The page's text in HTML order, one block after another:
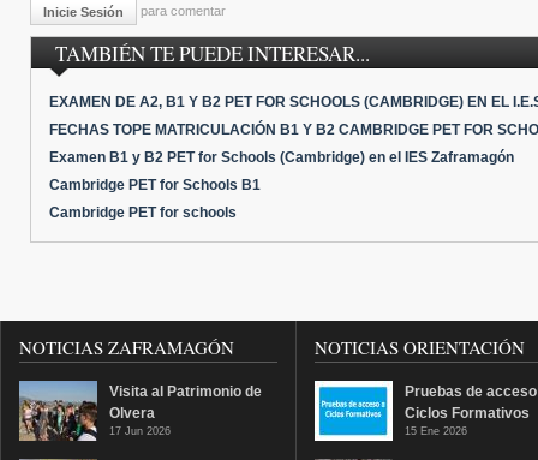
Inicie Sesión para comentar
TAMBIÉN TE PUEDE INTERESAR...
EXAMEN DE A2, B1 Y B2 PET FOR SCHOOLS (CAMBRIDGE) EN EL
FECHAS TOPE MATRICULACIÓN B1 Y B2 CAMBRIDGE PET FOR
Examen B1 y B2 PET for Schools (Cambridge) en el IES Zaframagón
Cambridge PET for Schools B1
Cambridge PET for schools
NOTICIAS ZAFRAMAGÓN
Visita al Patrimonio de
Olvera
17 Jun 2026
NOTICIAS ORIENTACIÓN
Pruebas de
Ciclos Formativos
15 Ene 2026